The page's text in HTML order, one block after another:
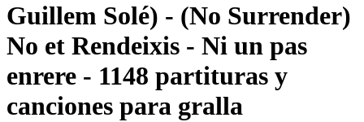
Guillem Solé) - (No Surrender)
No et Rendeixis - Ni un pas
enrere - 1148 partituras y
canciones para gralla